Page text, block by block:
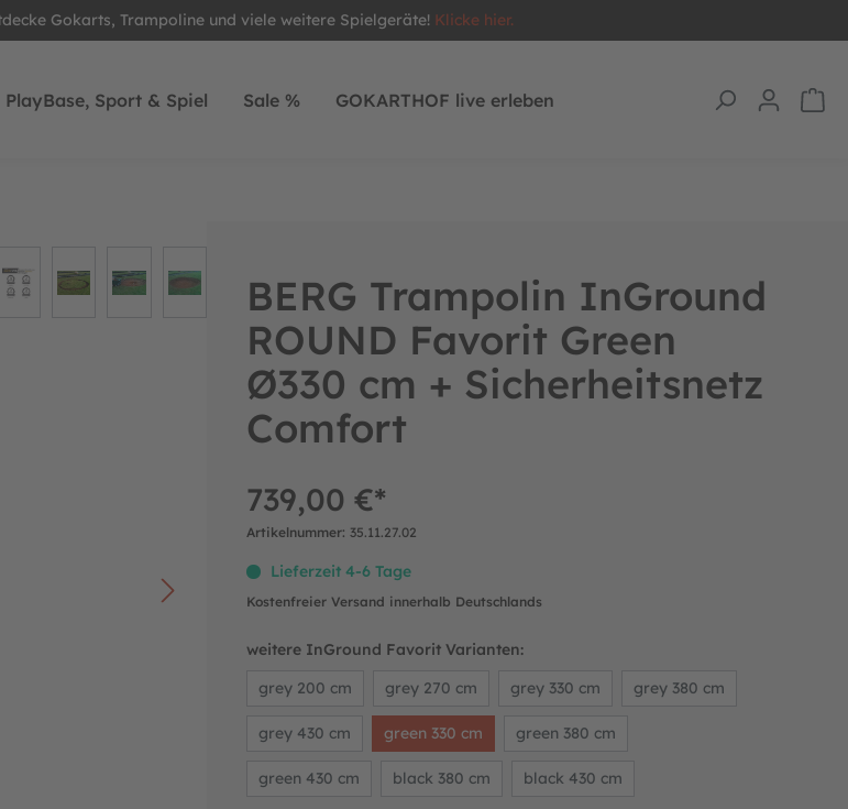
Gokarts, Trampoline und viele weitere Spielgeräte! Klicke hier.
PlayBase, Sport & Spiel Sale % GOKARTHOF live erleben
BERG Trampolin InGround
ROUND Favorit Green
Ø330 cm + Sicherheitsnetz
Comfort
739,00 €*
Artikelnummer:35.11.27.02
Lieferzeit 4-6 Tage
Kostenfreier Versand innerhalb Deutschlands
weitere InGround Favorit Varianten:
grey 200 cm
grey 270 cm grey 330 cm grey 380 cm
grey 430 cm green 330 cm green 380 cm
green 430 cm black 380 cm black 430 cm